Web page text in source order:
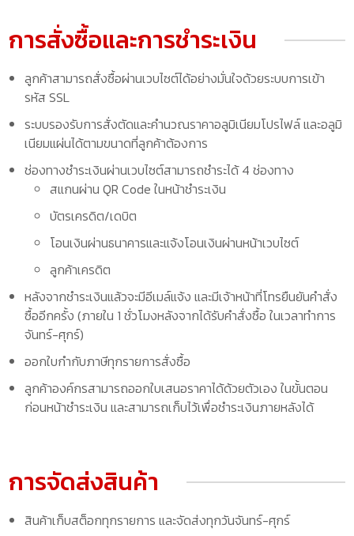
การสั่งซื้อและการชำระเงิน
ลูกค้าสามารถสั่งซื้อผ่านเวบไซต์ได้อย่างมั่นใจด้วยระบบการเข้า
รหัส SSL
ระบบรองรับการสั่งตัดและคำนวณราคาอลูมิเนียมโปรไฟล์ และอลูมิ
เนียมแผ่นได้ตามขนาดที่ลูกค้าต้องการ
ช่องทางชำระเงินผ่านเวบไซต์สามารถชำระได้ 4 ช่องทาง
สแกนผ่าน QR Code ในหน้าชำระเงิน
บัตรเครดิต/เดบิต
โอนเงินผ่านธนาคารและแจ้งโอนเงินผ่านหน้าเวบไซต์
ลูกค้าเครดิต
หลังจากชำระเงินแล้วจะมีอีเมล์แจ้ง และมีเจ้าหน้าที่โทรยืนยันคำสั่ง
ซื้ออีกครั้ง (ภายใน 1 ชั่วโมงหลังจากได้รับคำสั่งซื้อ ในเวลาทำการ
จันทร์-ศุกร์)
ออกใบกำกับภาษีทุกรายการสั่งซื้อ
ลูกค้าองค์กรสามารถออกใบเสนอราคาได้ด้วยตัวเอง ในขั้นตอน
ก่อนหน้าชำระเงิน และสามารถเก็บไว้เพื่อชำระเงินภายหลังได้
การจัดส่งสินค้า
สินค้าเก็บสต็อกทุกรายการ และจัดส่งทุกวันจันทร์-ศุกร์